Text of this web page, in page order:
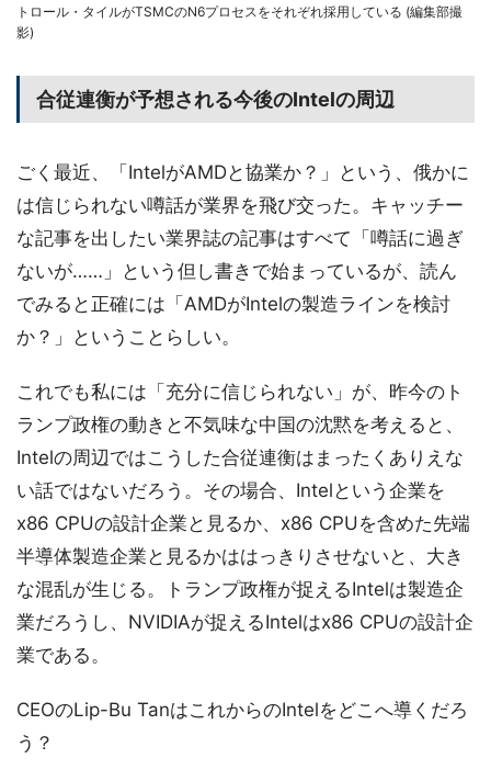
トロール・タイルがTSMCのN6プロセスをそれぞれ採用している (編集部撮
影)
合従連衡が予想される今後のIntelの周辺
ごく最近、「IntelがAMDと協業か？」という、俄かに
は信じられない噂話が業界を飛び交った。キャッチー
な記事を出したい業界誌の記事はすべて「噂話に過ぎ
ないが……」という但し書きで始まっているが、読ん
でみると正確には「AMDがIntelの製造ラインを検討
か？」ということらしい。
これでも私には「充分に信じられない」が、昨今のト
ランプ政権の動きと不気味な中国の沈黙を考えると、
Intelの周辺ではこうした合従連衡はまったくありえな
い話ではないだろう。その場合、Intelという企業を
x86 CPUの設計企業と見るか、x86 CPUを含めた先端
半導体製造企業と見るかははっきりさせないと、大き
な混乱が生じる。トランプ政権が捉えるIntelは製造企
業だろうし、NVIDIAが捉えるIntelはx86 CPUの設計企
業である。
CEOのLip-Bu TanはこれからのIntelをどこへ導くだろ
う？